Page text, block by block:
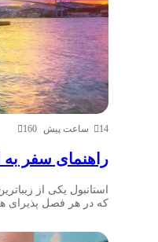
14 ساعت پیش 160
راهنمای سفر به
استانبول یکی از
که در هر فصل پذیرای